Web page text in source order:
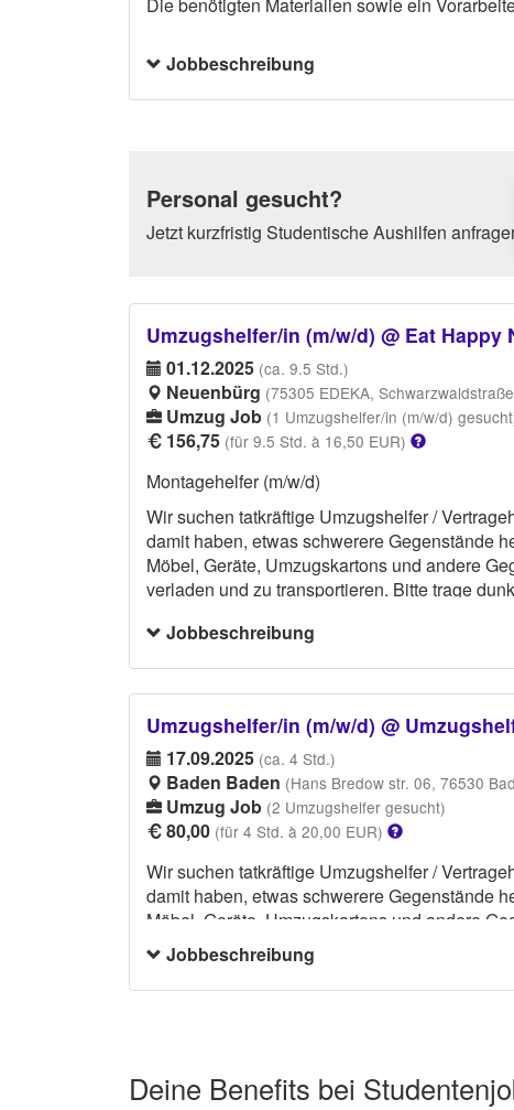
Jobbeschreibung
Personal gesucht?
Jetzt kurzfristig Studentische Aushilfen
Umzugshelfer/in (m/w/d) @ Eat Happy
01.12.2025 (ca. 9.5 Std.)
Neuenbürg (75305 EDEKA,
Umzug Job (1 Umzugshelfer/in (m/w/d)
156,75 (für 9.5 Std. à 16,50 EUR)
Montagehelfer (m/w/d)
Wir suchen tatkräftige Umzugshelfer /
damit haben, etwas schwerere Gegenstände
Möbel, Geräte, Umzugskartons und andere
verladen und zu transportieren. Bitte trage
Jobbeschreibung
Umzugshelfer/in (m/w/d) @
17.09.2025 (ca. 4 Std.)
Baden Baden (Hans Bredow str. 06, 76530
Umzug Job (2 Umzugshelfer gesucht)
80,00 (für 4 Std. à 20,00 EUR)
Wir suchen tatkräftige Umzugshelfer /
damit haben, etwas schwerere Gegenstände
Möbel, Geräte, Umzugskartons und andere
verladen und zu transportieren. Bitte trage
Schuhwerk.
Jobbeschreibung
Deine Benefits bei